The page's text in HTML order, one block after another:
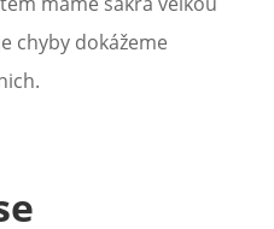
chyby dokážeme